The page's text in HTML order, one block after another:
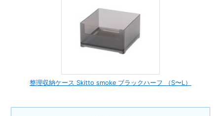
整理収納ケース Skitto smoke ブラックハーフ （S〜L）